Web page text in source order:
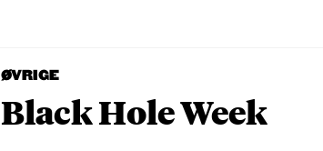
ØVRIGE
Black Hole Week